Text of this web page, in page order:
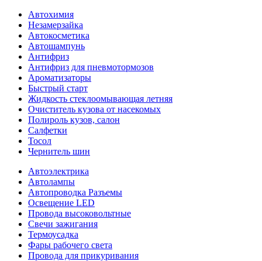
Автохимия
Незамерзайка
Автокосметика
Автошампунь
Антифриз
Антифриз для пневмотормозов
Ароматизаторы
Быстрый старт
Жидкость стеклоомывающая летняя
Очиститель кузова от насекомых
Полироль кузов, салон
Салфетки
Тосол
Чернитель шин
Автоэлектрика
Автолампы
Автопроводка Разъемы
Освещение LED
Провода высоковольтные
Свечи зажигания
Термоусадка
Фары рабочего света
Провода для прикуривания